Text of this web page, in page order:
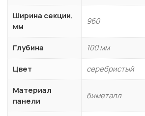
Ширина секции,
мм
960
Глубина 100 мм
Цвет серебристый
Материал
панели
биметалл